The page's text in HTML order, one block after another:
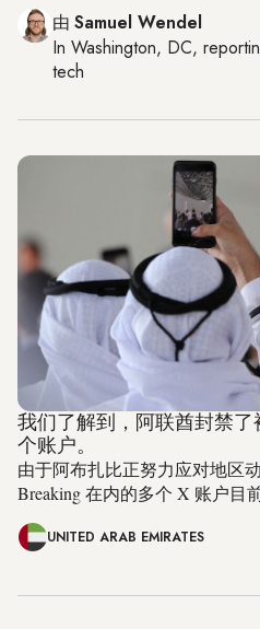
由 Samuel Wendel
In Washington, DC,
tech
我们了解到，阿联酋封禁
个账户。
由于阿布扎比正努力应对地区
Breaking 在内的多个 X 账户目
UNITED ARAB EMIRATES